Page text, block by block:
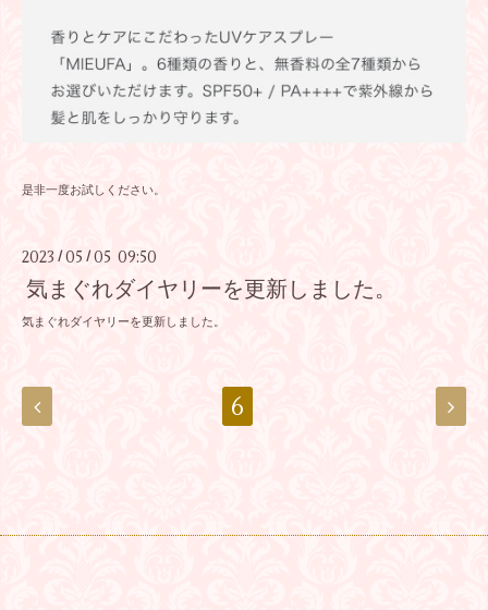
是非一度お試しください。
2023 /05 / 05 09:50
気まぐれダイヤリーを更新しました。
気まぐれダイヤリーを更新しました。
6